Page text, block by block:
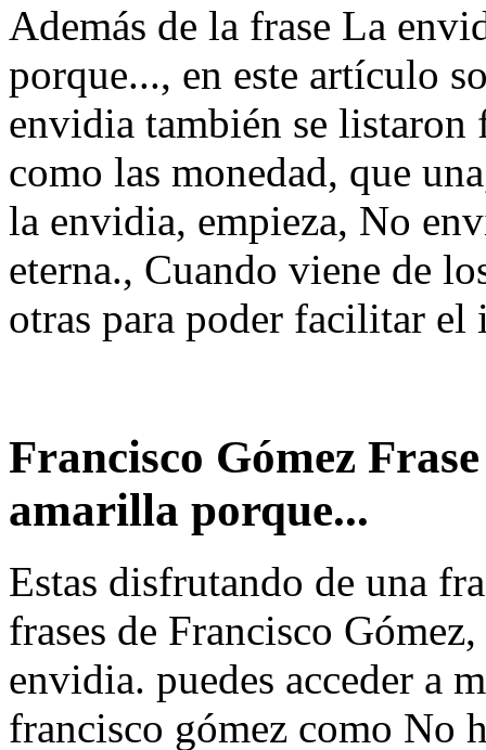
Además de la frase La
porque..., en este artículo
envidia también se listaron
como las monedad, que
la envidia, empieza, No
eterna., Cuando viene de
otras para poder facilitar el
Francisco Gómez
amarilla porque...
Estas disfrutando de una
frases de Francisco
envidia. puedes acceder a
francisco gómez como No